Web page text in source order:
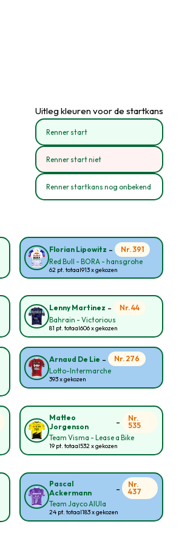
Uitleg kleuren voor de startkans
Renner start
Renner start niet
Renner startkans nog onbekend
Florian Lipowitz -
Nr. 391
Red Bull - BORA - hansgrohe
62 pt. totaal913 x gekozen
Lenny Martinez -
Nr. 44
Bahrain - Victorious
81 pt. totaal606 x gekozen
Arnaud De Lie -
Nr. 276
Lotto-Intermarche
393 x gekozen
Matteo
Jorgenson
-
Nr.
535
Team Visma - Lease a Bike
19 pt. totaal532 x gekozen
Pascal
Ackermann
-
Nr.
437
Team Jayco AlUla
24 pt. totaal183 x gekozen